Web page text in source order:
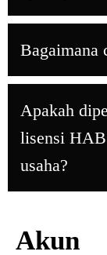
Bagaimana
Apakah
lisensi
usaha?
Akun